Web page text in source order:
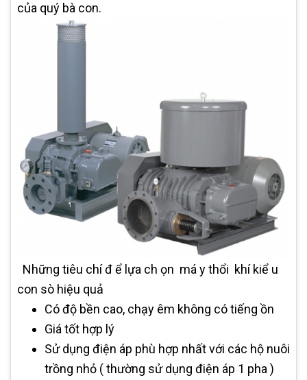
của quý bà con.
Những tiêu chí để lựa ch ọn má y thổi khí kiể u
con sò hiệu quả
Có độ bền cao, chạy êm không có tiếng ồn
Giá tốt hợp lý
Sử dụng điện áp phù hợp nhất với các hộ nuôi
trồng nhỏ ( thường sử dụng điện áp 1 pha )